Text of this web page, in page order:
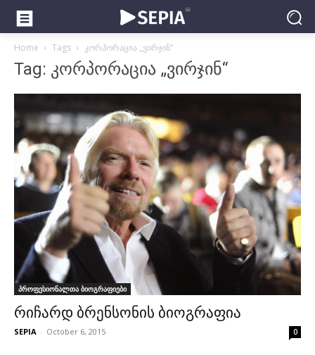
Home Tags კორპორაცია „ვირჯინ“
Tag: კორპორაცია „ვირჯინ“
პროფესიონალთა ბიოგრაფიები
რიჩარდ ბრენსონის ბიოგრაფია
SEPIA - October 6, 2015 0